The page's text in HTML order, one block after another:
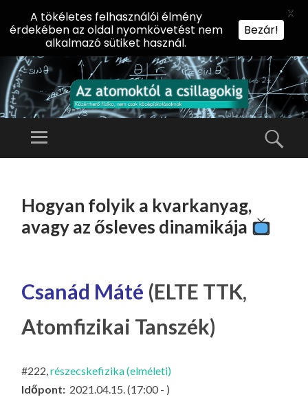
AZ
KT
Ó
CS
IL
LA
G
Előadássorozat
Természettudományi
Kar Fizikai
Menü
TARTALOMHOZ
Hogyan folyik a kvarkanyag,
avagy az ősleves dinamikája
Csanád Máté (ELTE TTK,
Atomfizikai Tanszék)
#222,részecskefizika (elméleti)
Időpont: 2021.04.15. (17:00 - )
A tökéletes felhasználói élmény
érdekében az oldal nyomkövetést nem
alkalmazó sütiket használ.
Bezár!
X